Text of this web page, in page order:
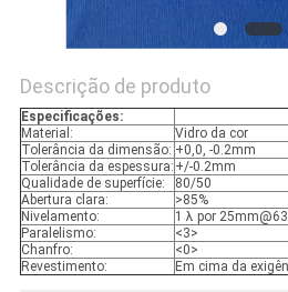
Descrição de produto
Especificações:
Material:
Vidro da cor
Tolerância da dimensão: +0,0, -0.2mm
Tolerância da espessura: +/-0.2mm
Qualidade de superfície:
80/50
Abertura clara:
>85%
Nivelamento:
1 λ por
Paralelismo:
<3>
Chanfro:
<0>
Revestimento:
Em cima da